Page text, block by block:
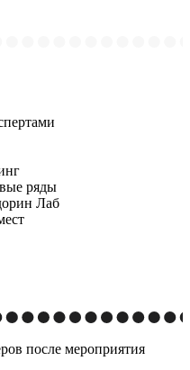
ряды
Лаб
после мероприятия